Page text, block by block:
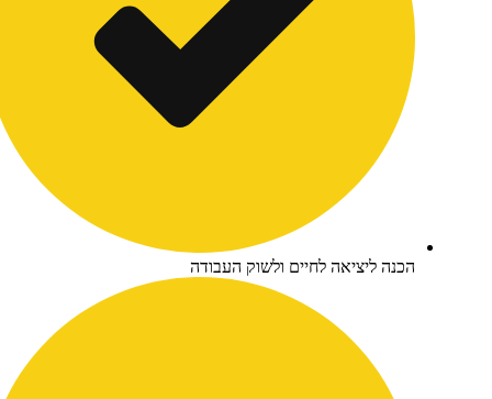
ליציאה לחיים ולשוק העבודה